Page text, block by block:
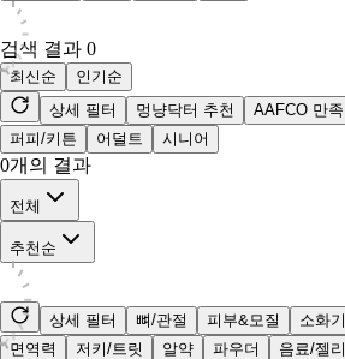
검색 결과 0
최신순
인기순
상세 필터
멍냥닥터 추천 AAFCO 만족
퍼피/키튼
어덜트 시니어
0개의 결과
전체
추천순
상세 필터 뼈/관절 피부&모질 소화기
면역력
저키/트릿 알약 파우더 음료/젤리